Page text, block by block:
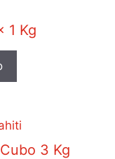
1 Kg
3 Kg